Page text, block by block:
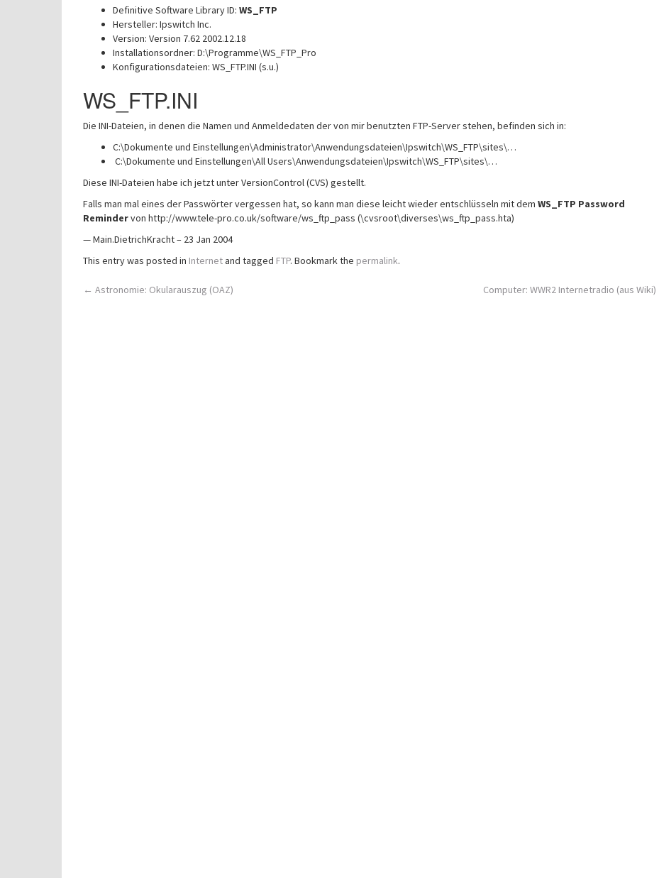
Definitive Software Library ID: WS_FTP
Hersteller: Ipswitch Inc.
Version: Version 7.62 2002.12.18
Installationsordner: D:\Programme\WS_FTP_Pro
Konfigurationsdateien: WS_FTP.INI (s.u.)
WS_FTP.INI
Die INI-Dateien, in denen die Namen und Anmeldedaten der von mir benutzten FTP-Server stehen, befinden sich in:
C:\Dokumente und Einstellungen\Administrator\Anwendungsdateien\Ipswitch\WS_FTP\sites\…
C:\Dokumente und Einstellungen\All Users\Anwendungsdateien\Ipswitch\WS_FTP\sites\…
Diese INI-Dateien habe ich jetzt unter VersionControl (CVS) gestellt.
Falls man mal eines der Passwörter vergessen hat, so kann man diese leicht wieder entschlüsseln mit dem WS_FTP Password
Remindervon http://www.tele-pro.co.uk/software/ws_ftp_pass (\cvsroot\diverses\ws_ftp_pass.hta)
— Main.DietrichKracht – 23 Jan 2004
This entry was posted in Internetand tagged FTP. Bookmark the permalink.
Post
← Astronomie: Okularauszug (OAZ) Computer: WWR2 Internetradio (aus Wiki)